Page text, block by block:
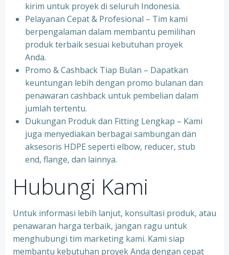
kirim untuk proyek di seluruh Indonesia.
Pelayanan Cepat & Profesional – Tim kami
berpengalaman dalam membantu pemilihan
produk terbaik sesuai kebutuhan proyek
Anda.
Promo & Cashback Tiap Bulan – Dapatkan
keuntungan lebih dengan promo bulanan dan
penawaran cashback untuk pembelian dalam
jumlah tertentu.
Dukungan Produk dan Fitting Lengkap – Kami
juga menyediakan berbagai sambungan dan
aksesoris HDPE seperti elbow, reducer, stub
end, flange, dan lainnya.
Hubungi Kami
Untuk informasi lebih lanjut, konsultasi produk, atau
penawaran harga terbaik, jangan ragu untuk
menghubungi tim marketing kami. Kami siap
membantu kebutuhan proyek Anda dengan cepat